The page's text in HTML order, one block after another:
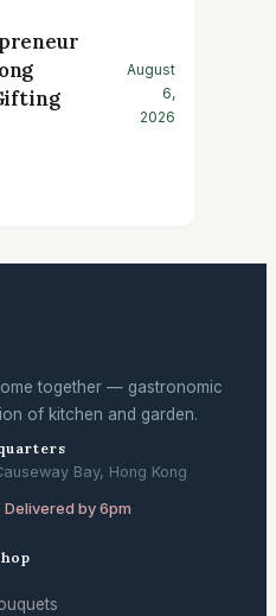
August
6,
2026
together — gastronomic
of kitchen and garden.
Bay, Hong Kong
Delivered by 6pm